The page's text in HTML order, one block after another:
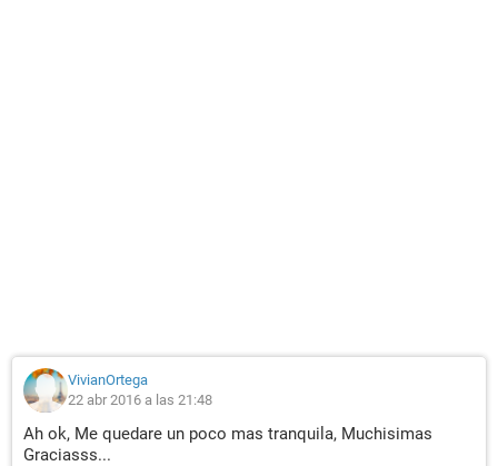
VivianOrtega
22 abr 2016 a las 21:48
Ah ok, Me quedare un poco mas tranquila, Muchisimas
Graciasss...